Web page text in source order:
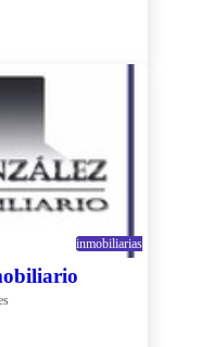
inmobiliarias